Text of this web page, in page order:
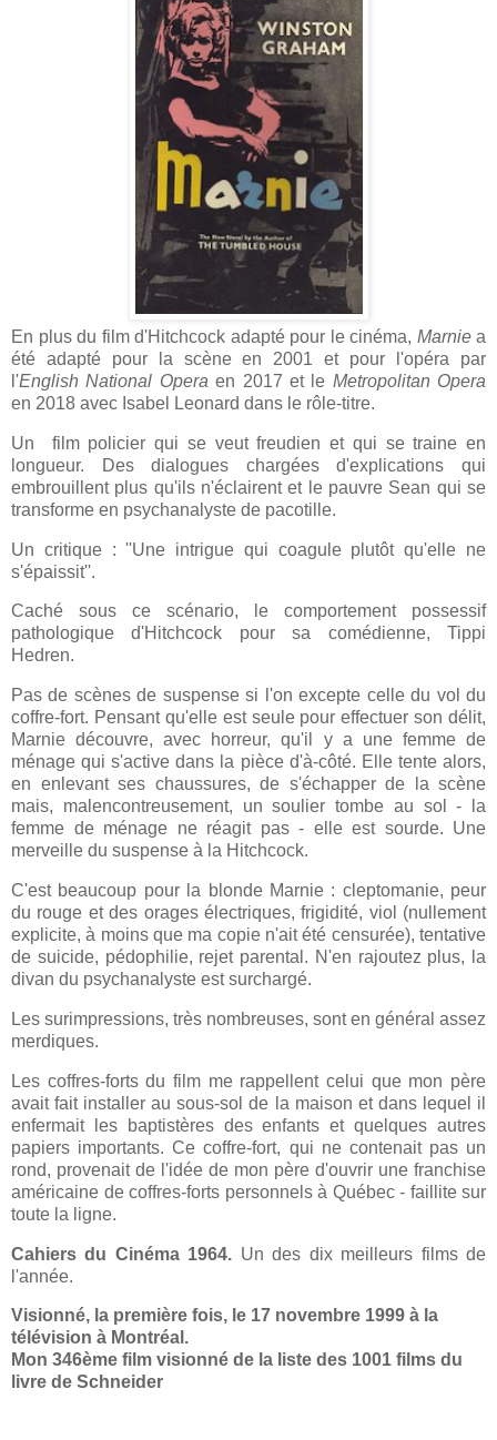
En plus du film d'Hitchcock adapté pour le cinéma, Marnie a
été adapté pour la scène en 2001 et pour l'opéra par
l'English National Opera en 2017 et le Metropolitan Opera
en 2018 avec Isabel Leonard dans le rôle-titre.
Un film policier qui se veut freudien et qui se traine en
longueur. Des dialogues chargées d'explications qui
embrouillent plus qu'ils n'éclairent et le pauvre Sean qui se
transforme en psychanalyste de pacotille.
Un critique : ''Une intrigue qui coagule plutôt qu'elle ne
s'épaissit''.
Caché sous ce scénario, le comportement possessif
pathologique d'Hitchcock pour sa comédienne, Tippi
Hedren.
Pas de scènes de suspense si l'on excepte celle du vol du
coffre-fort. Pensant qu'elle est seule pour effectuer son délit,
Marnie découvre, avec horreur, qu'il y a une femme de
ménage qui s'active dans la pièce d'à-côté. Elle tente alors,
en enlevant ses chaussures, de s'échapper de la scène
mais, malencontreusement, un soulier tombe au sol - la
femme de ménage ne réagit pas - elle est sourde. Une
merveille du suspense à la Hitchcock.
C'est beaucoup pour la blonde Marnie : cleptomanie, peur
du rouge et des orages électriques, frigidité, viol (nullement
explicite, à moins que ma copie n'ait été censurée), tentative
de suicide, pédophilie, rejet parental. N'en rajoutez plus, la
divan du psychanalyste est surchargé.
Les surimpressions, très nombreuses, sont en général assez
merdiques.
Les coffres-forts du film me rappellent celui que mon père
avait fait installer au sous-sol de la maison et dans lequel il
enfermait les baptistères des enfants et quelques autres
papiers importants. Ce coffre-fort, qui ne contenait pas un
rond, provenait de l'idée de mon père d'ouvrir une franchise
américaine de coffres-forts personnels à Québec - faillite sur
toute la ligne.
Cahiers du Cinéma 1964. Un des dix meilleurs films de
l'année.
Visionné, la première fois, le 17 novembre 1999 à la
télévision à Montréal.
Mon 346ème film visionné de la liste des 1001 films du
livre de Schneider